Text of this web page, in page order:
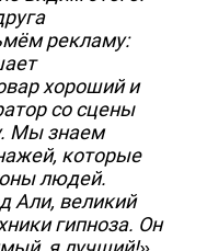
рекламу:
хороший и
со сцены
Мы знаем
которые
людей.
Али, великий
гипноза. Он